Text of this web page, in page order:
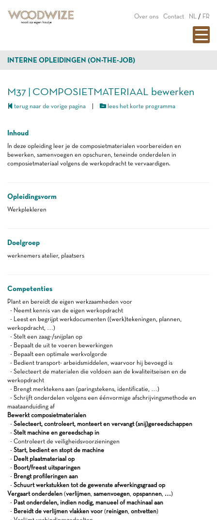
Over ons Contact NL / FR
INTERNE OPLEIDINGEN (ON-THE-JOB)
M37 | COMPOSIETMATERIAAL bewerken
terug naar de vorige pagina lees het korte programma
Inhoud
In deze opleiding leer je de composietmaterialen voorbereiden en
bewerken, samenvoegen en opschuren, teneinde onderdelen in
composietmateriaal volgens de werkopdracht te vervaardigen.
Opleidingsvorm
Werkplekleren
Doelgroep
werknemers atelier, plaatsers
Competenties
Plant en bereidt de eigen werkzaamheden voor
- Neemt kennis van de eigen werkopdracht
- Leest en begrijpt werkdocumenten ((werk)tekeningen, plannen,
werkopdracht, …)
- Stelt een zaag-/snijplan op
- Bepaalt de uit te voeren bewerkingen
- Bepaalt een optimale werkvolgorde
- Bedient transport- arbeidsmiddelen, waarvoor hij bevoegd is
- Selecteert de materialen die voldoen aan de kwaliteitseisen en de
werkopdracht
- Brengt merktekens aan (paringstekens, identificatie, …)
- Schrijft onderdelen volgens een éénvormige afschrijvingsmethode en
maataanduiding af
Bewerkt composietmaterialen
- Selecteert, controleert, monteert en vervangt (snij)gereedschappen
- Stelt machine en gereedschap in
- Controleert de veiligheidsvoorzieningen
- Start, bedient en stopt de machine
- Deelt plaatmateriaal op
- Boort/freest uitsparingen
- Brengt profileringen aan
- Schuurt werkstukken tot de gewenste afwerkingsgraad op
Vergaart onderdelen (verlijmen, samenvoegen, opspannen, …)
- Past onderdelen, indien nodig, manueel of machinaal aan
- Bereidt de verlijmen vlakken voor (reinigen, ontvetten)